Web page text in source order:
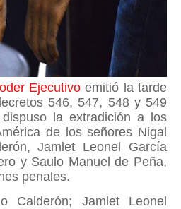
Ejecutivo emitió la tarde
546, 547, 548 y 549
la extradición a los
de los señores Nigal
Jamlet Leonel García
y Saulo Manuel de Peña,
penales.
Calderón; Jamlet Leonel